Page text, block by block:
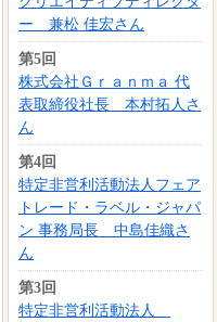
ー 兼松 佳宏さん
第5回
株式会社Ｇｒａｎｍａ 代
表取締役社長 本村拓人さ
ん
第4回
特定非営利活動法人フェア
トレード・ラベル・ジャパ
ン 事務局長 中島佳織さ
ん
第3回
特定非営利活動法人